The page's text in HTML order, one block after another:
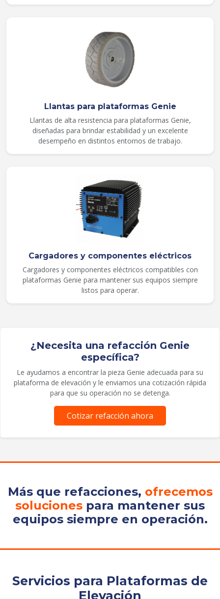
Llantas para plataformas Genie
Llantas de alta resistencia para plataformas Genie,
diseñadas para brindar estabilidad y un excelente
desempeño en distintos entornos de trabajo.
Cargadores y componentes eléctricos
Cargadores y componentes eléctricos compatibles con
plataformas Genie para mantener sus equipos siempre
listos para operar.
¿Necesita una refacción Genie
específica?
Le ayudamos a encontrar la pieza Genie adecuada para su
plataforma de elevación y le enviamos una cotización rápida
para que su operación no se detenga.
Cotizar refacción ahora
Más que refacciones, ofrecemos
soluciones para mantener sus
equipos siempre en operación.
Servicios para Plataformas de
Elevación